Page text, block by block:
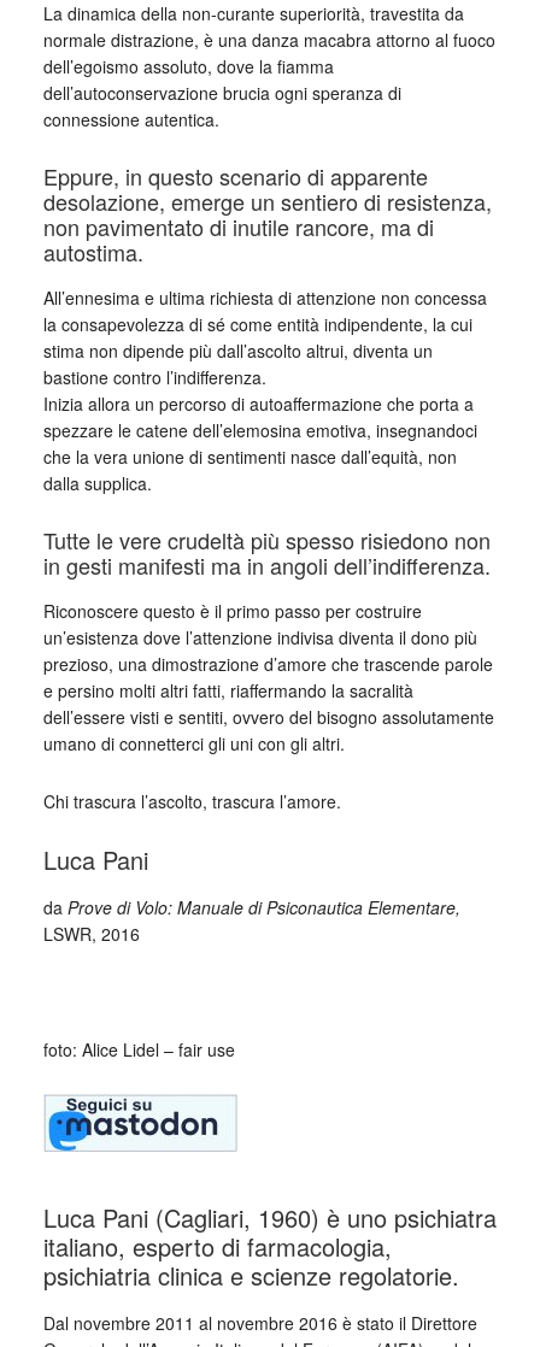
La dinamica della non-curante superiorità, travestita da
normale distrazione, è una danza macabra attorno al fuoco
dell’egoismo assoluto, dove la fiamma
dell’autoconservazione brucia ogni speranza di
connessione autentica.
Eppure, in questo scenario di apparente
desolazione, emerge un sentiero di resistenza,
non pavimentato di inutile rancore, ma di
autostima.
All’ennesima e ultima richiesta di attenzione non concessa
la consapevolezza di sé come entità indipendente, la cui
stima non dipende più dall’ascolto altrui, diventa un
bastione contro l’indifferenza.
Inizia allora un percorso di autoaffermazione che porta a
spezzare le catene dell’elemosina emotiva, insegnandoci
che la vera unione di sentimenti nasce dall’equità, non
dalla supplica.
Tutte le vere crudeltà più spesso risiedono non
in gesti manifesti ma in angoli dell’indifferenza.
Riconoscere questo è il primo passo per costruire
un’esistenza dove l’attenzione indivisa diventa il dono più
prezioso, una dimostrazione d’amore che trascende parole
e persino molti altri fatti, riaffermando la sacralità
dell’essere visti e sentiti, ovvero del bisogno assolutamente
umano di connetterci gli uni con gli altri.
Chi trascura l’ascolto, trascura l’amore.
Luca Pani
da Prove di Volo: Manuale di Psiconautica Elementare,
LSWR, 2016
foto: Alice Lidel – fair use
Luca Pani (Cagliari, 1960) è uno psichiatra
italiano, esperto di farmacologia,
psichiatria clinica e scienze regolatorie.
Dal novembre 2011 al novembre 2016 è stato il Direttore